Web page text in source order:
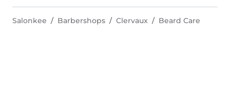
Salonkee Barbershops Clervaux Beard Care